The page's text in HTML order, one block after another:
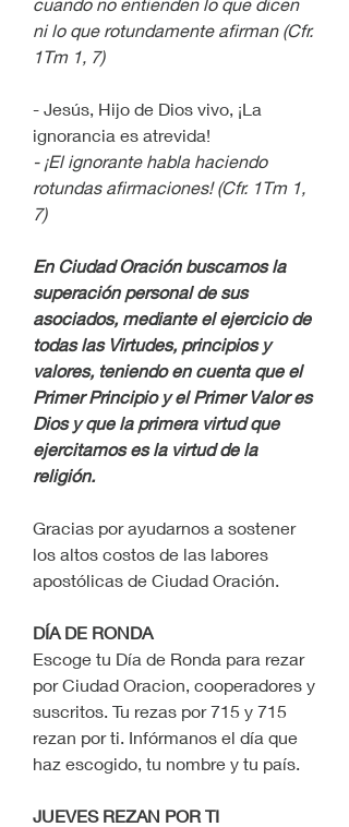
ni lo que rotundamente afirman (Cfr.
1Tm 1, 7)
- Jesús, Hijo de Dios vivo, ¡La
ignorancia es atrevida!
- ¡El ignorante habla haciendo
rotundas afirmaciones! (Cfr. 1Tm 1,
7)
En Ciudad Oración buscamos la
superación personal de sus
asociados, mediante el ejercicio de
todas las Virtudes, principios y
valores, teniendo en cuenta que el
Primer Principio y el Primer Valor es
Dios y que la primera virtud que
ejercitamos es la virtud de la
religión.
Gracias por ayudarnos a sostener
los altos costos de las labores
apostólicas de Ciudad Oración.
DÍA DE RONDA
Escoge tu Día de Ronda para rezar
por Ciudad Oracion, cooperadores y
suscritos. Tu rezas por 715 y 715
rezan por ti. Infórmanos el día que
haz escogido, tu nombre y tu país.
JUEVES REZAN POR TI